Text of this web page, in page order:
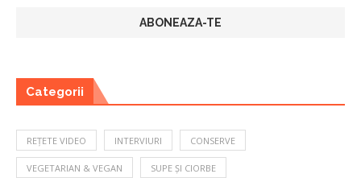
Categorii
REȚETE VIDEO INTERVIURI CONSERVE
VEGETARIAN & VEGAN SUPE ȘI CIORBE